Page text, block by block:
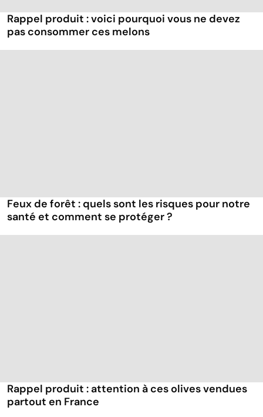
Rappel produit : voici pourquoi vous ne devez
pas consommer ces melons
Feux de forêt : quels sont les risques pour notre
santé et comment se protéger ?
Rappel produit : attention à ces olives vendues
partout en France